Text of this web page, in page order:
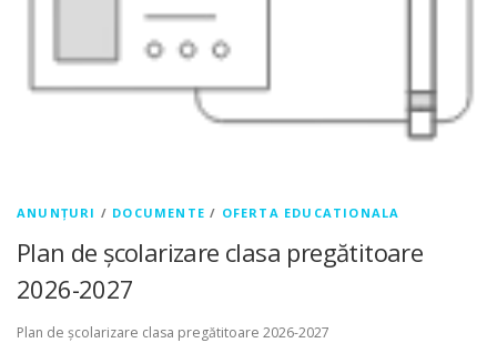
ANUNȚURI / DOCUMENTE / OFERTA EDUCATIONALA
Plan de școlarizare clasa pregătitoare
2026-2027
Plan de școlarizare clasa pregătitoare 2026-2027